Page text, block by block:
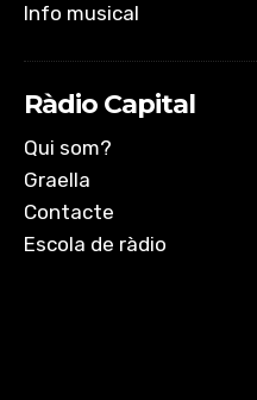
Info musical
Ràdio Capital
Qui som?
Graella
Contacte
Escola de ràdio